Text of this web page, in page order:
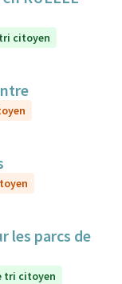
citoyen
les parcs de
tri citoyen